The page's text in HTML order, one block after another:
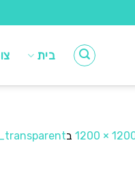
בית
1200 × ב